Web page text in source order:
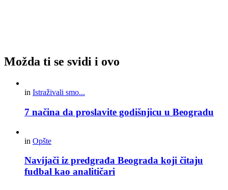
Možda ti se svidi i ovo
in Istraživali smo...
7 načina da proslavite godišnjicu u Beogradu
in Opšte
Navijači iz predgrađa Beograda koji čitaju
fudbal kao analitičari